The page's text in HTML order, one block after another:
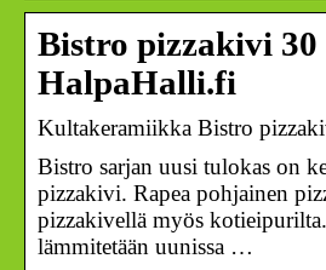
Bistro pizzakivi 30
HalpaHalli.fi
Kultakeramiikka Bistro
Bistro sarjan uusi tulokas on
pizzakivi. Rapea pohjainen
pizzakivellä myös
lämmitetään uunissa …